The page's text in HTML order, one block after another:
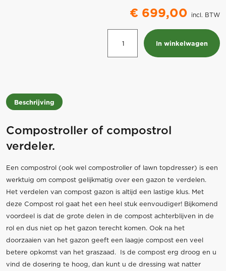
€ 699,00 incl. BTW
Compostroller
JOSTA
CPR60
In winkelwagen
Beschrijving
Compostroller of compostrol
verdeler.
Een compostrol (ook wel compostroller of lawn topdresser) is een
werktuig om compost gelijkmatig over een gazon te verdelen.
Het verdelen van compost gazon is altijd een lastige klus. Met
deze Compost rol gaat het een heel stuk eenvoudiger! Bijkomend
voordeel is dat de grote delen in de compost achterblijven in de
rol en dus niet op het gazon terecht komen. Ook na het
doorzaaien van het gazon geeft een laagje compost een veel
betere opkomst van het graszaad. Is de compost erg droog en u
vind de dosering te hoog, dan kunt u de dressing wat natter